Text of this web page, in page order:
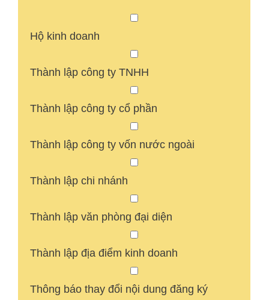
Hộ kinh doanh
Thành lập công ty TNHH
Thành lập công ty cổ phần
Thành lập công ty vốn nước ngoài
Thành lập chi nhánh
Thành lập văn phòng đại diện
Thành lập địa điểm kinh doanh
Thông báo thay đổi nội dung đăng ký